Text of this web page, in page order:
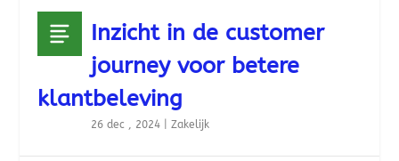
Inzicht in de customer
journey voor betere
klantbeleving
26 dec , 2024 |Zakelijk